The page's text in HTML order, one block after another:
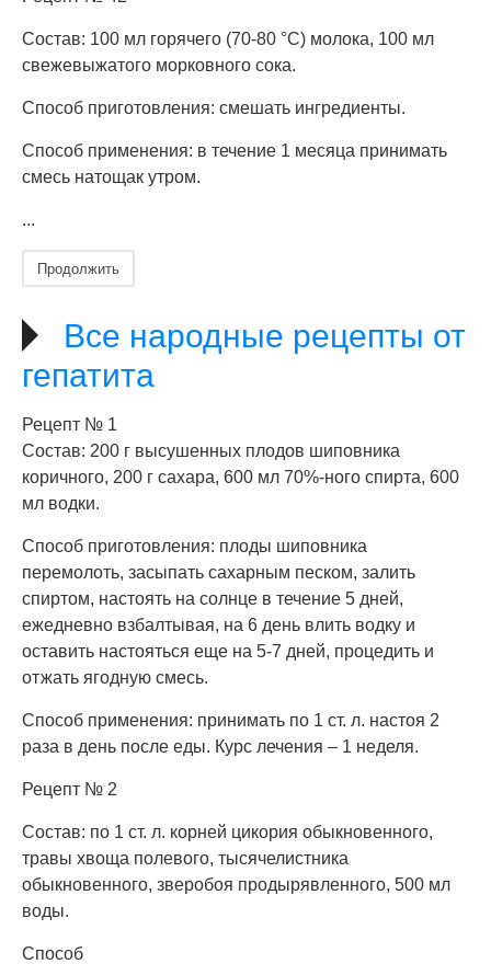
Состав: 100 мл горячего (70-80 °С) молока, 100 мл
свежевыжатого морковного сока.
Способ приготовления: смешать ингредиенты.
Способ применения: в течение 1 месяца принимать
смесь натощак утром.
...
Продолжить
Все народные рецепты от
гепатита
Рецепт № 1
Состав: 200 г высушенных плодов шиповника
коричного, 200 г сахара, 600 мл 70%-ного спирта, 600
мл водки.
Способ приготовления: плоды шиповника
перемолоть, засыпать сахарным песком, залить
спиртом, настоять на солнце в течение 5 дней,
ежедневно взбалтывая, на 6 день влить водку и
оставить настояться еще на 5-7 дней, процедить и
отжать ягодную смесь.
Способ применения: принимать по 1 ст. л. настоя 2
раза в день после еды. Курс лечения – 1 неделя.
Рецепт № 2
Состав: по 1 ст. л. корней цикория обыкновенного,
травы хвоща полевого, тысячелистника
обыкновенного, зверобоя продырявленного, 500 мл
воды.
Способ